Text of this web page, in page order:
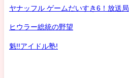
ヤナッフル ゲームだいすき6！放送局
ヒウラー総統の野望
魁!!アイドル塾!